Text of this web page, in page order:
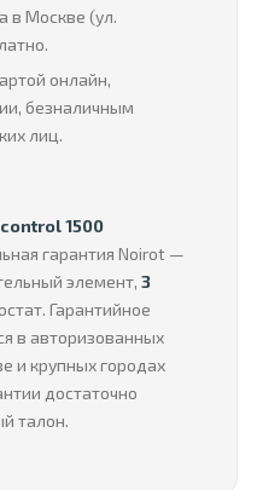
в Москве (ул.
онлайн,
безналичным
лиц.
1500
гарантия Noirot —
элемент, 3
Гарантийное
в авторизованных
и крупных городах
достаточно
талон.